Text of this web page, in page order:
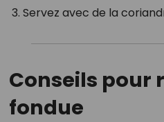
Servez avec de la
Conseils pour
fondue